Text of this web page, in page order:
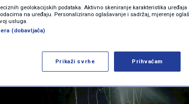
VIDEO
SHOWBIZ | 4 komentara
geolokacijskih podataka. Aktivno skeniranje karakteristika
na uređaju. Personalizirano oglašavanje i sadržaj, mjerenje
usluga.
(dobavljača)
Prikaži svrhe Prihvaćam